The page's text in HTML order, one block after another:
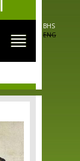
BHS
ENG